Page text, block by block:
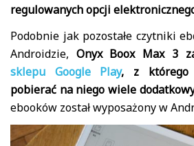
regulowanych opcji
Podobnie jak pozostałe czytniki
Androidzie, Onyx Boox Max 3
sklepu Google Play, z którego
pobierać na niego wiele
ebooków został wyposażony w